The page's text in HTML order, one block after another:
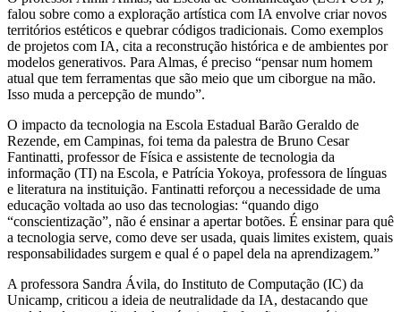
falou sobre como a exploração artística com IA envolve criar novos
territórios estéticos e quebrar códigos tradicionais. Como exemplos
de projetos com IA, cita a reconstrução histórica e de ambientes por
modelos generativos. Para Almas, é preciso “pensar num homem
atual que tem ferramentas que são meio que um ciborgue na mão.
Isso muda a percepção de mundo”.
O impacto da tecnologia na Escola Estadual Barão Geraldo de
Rezende, em Campinas, foi tema da palestra de Bruno Cesar
Fantinatti, professor de Física e assistente de tecnologia da
informação (TI) na Escola, e Patrícia Yokoya, professora de línguas
e literatura na instituição. Fantinatti reforçou a necessidade de uma
educação voltada ao uso das tecnologias: “quando digo
“conscientização”, não é ensinar a apertar botões. É ensinar para quê
a tecnologia serve, como deve ser usada, quais limites existem, quais
responsabilidades surgem e qual é o papel dela na aprendizagem.”
A professora Sandra Ávila, do Instituto de Computação (IC) da
Unicamp, criticou a ideia de neutralidade da IA, destacando que